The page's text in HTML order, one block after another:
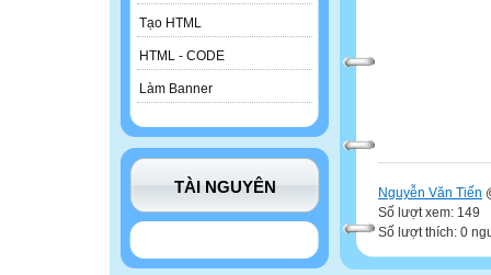
Tạo HTML
HTML - CODE
Làm Banner
TÀI NGUYÊN Nguyễn Văn Tiến
Số lượt xem: 149
Số lượt thích: 0